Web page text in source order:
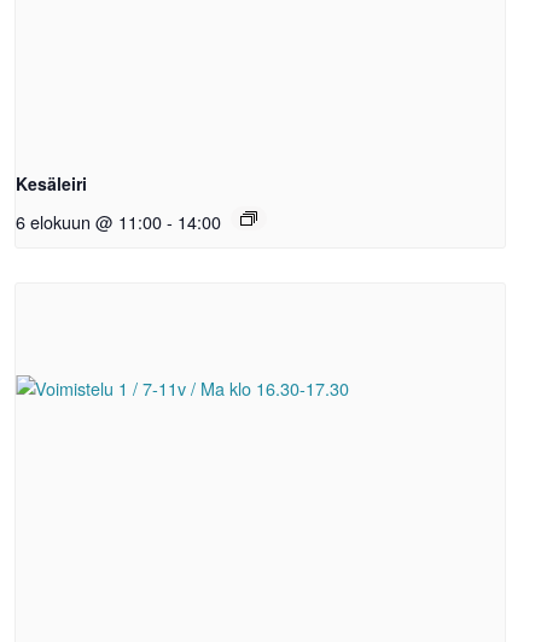
Kesäleiri
6 elokuun @ 11:00- 14:00